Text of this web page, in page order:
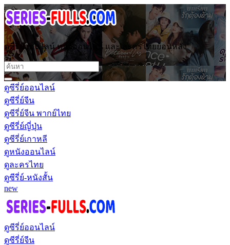
ดูซีรี่ย์ออนไลน์ หนังออนไลน์ และ ละครไทยย้อนหลัง
ดูซีรี่ย์ออนไลน์
ดูซีรี่ย์จีน
ดูซีรี่ย์จีน พากย์ไทย
ดูซีรี่ย์ญี่ปุ่น
ดูซีรี่ย์เกาหลี
ดูหนังออนไลน์
ดูละครไทย
ดูซีรี่ย์-หนังสั้น
new
ดูซีรี่ย์ออนไลน์
ดูซีรี่ย์จีน